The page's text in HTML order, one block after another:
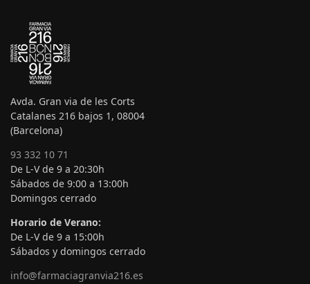
Avda. Gran via de les Corts
Catalanes 216 bajos 1, 08004
(Barcelona)
93 332 10 71
De L-V de 9 a 20:30h
Sábados de 9:00 a 13:00h
Domingos cerrado
Horario de Verano:
De L-V de 9 a 15:00h
Sábados y domingos cerrado
info@farmaciagranvia216.es